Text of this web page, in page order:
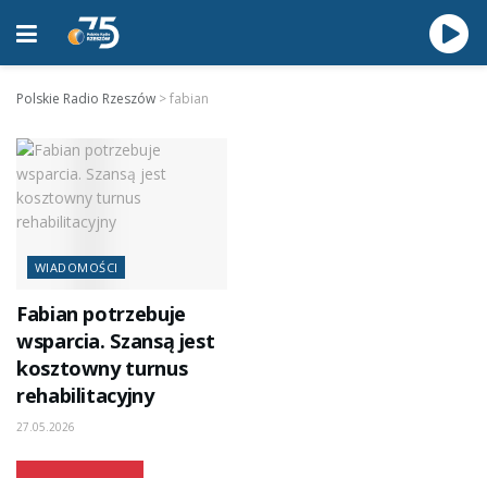
Polskie Radio Rzeszów >fabian
WIADOMOŚCI
Fabian potrzebuje
wsparcia. Szansą jest
kosztowny turnus
rehabilitacyjny
27.05.2026